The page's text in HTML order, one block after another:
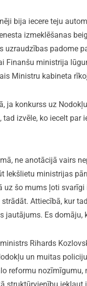
bija iecere teju
izmeklēšanas
uzraudzības padome
Finanšu ministrija
Ministru kabineta
ja konkurss uz
tad izvēle, ko iecelt
ne anotācijā vairs
Iekšlietu ministrijas
uz šo mums ļoti
strādāt. Attiecībā, kur
jautājums. Es domāju,
Rihards
un muitas
reformu